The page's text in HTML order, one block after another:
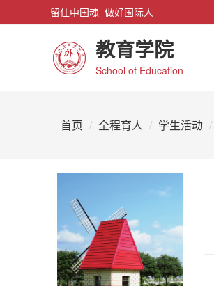
留住中国魂 做好国际人
教育学院
School of Education
首页 全程育人 学生活动